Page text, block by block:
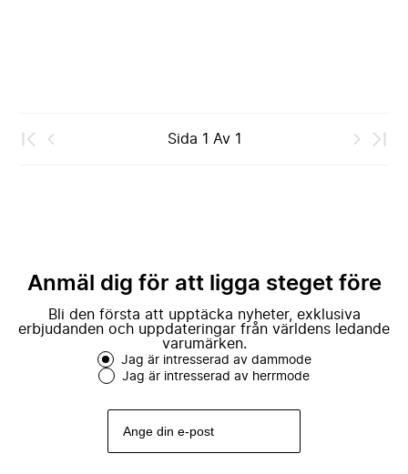
Sida 1 Av 1
Anmäl dig för att ligga steget före
Bli den första att upptäcka nyheter, exklusiva
erbjudanden och uppdateringar från världens ledande
varumärken.
Jag är intresserad av dammode
Jag är intresserad av herrmode